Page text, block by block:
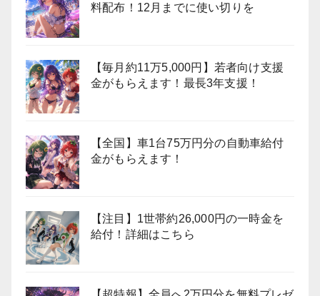
料配布！12月までに使い切りを
【毎月約11万5,000円】若者向け支援
金がもらえます！最長3年支援！
【全国】車1台75万円分の自動車給付
金がもらえます！
【注目】1世帯約26,000円の一時金を
給付！詳細はこちら